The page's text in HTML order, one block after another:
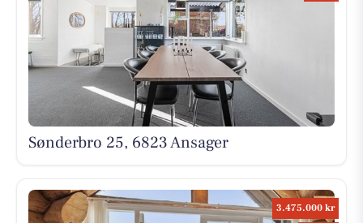
Sønderbro 25, 6823 Ansager
3.475.000 kr